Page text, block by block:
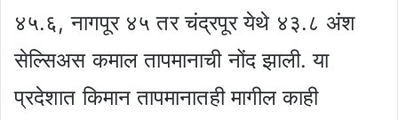
४५.६, नागपूर ४५ तर चंद्रपूर येथे ४३.८ अंश
सेल्सिअस कमाल तापमानाची नोंद झाली. या
प्रदेशात किमान तापमानातही मागील काही